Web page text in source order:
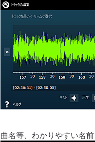
曲名等、わかりやすい名